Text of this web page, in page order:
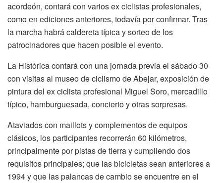
acordeón, contará con varios ex ciclistas profesionales,
como en ediciones anteriores, todavía por confirmar. Tras
la marcha habrá caldereta típica y sorteo de los
patrocinadores que hacen posible el evento.
La Histórica contará con una jornada previa el sábado 30
con visitas al museo de ciclismo de Abejar, exposición de
pintura del ex ciclista profesional Miguel Soro, mercadillo
típico, hamburguesada, concierto y otras sorpresas.
Ataviados con maillots y complementos de equipos
clásicos, los participantes recorrerán 60 kilómetros,
principalmente por pistas de tierra y cumpliendo dos
requisitos principales; que las bicicletas sean anteriores a
1994 y que las palancas de cambio se encuentre en el